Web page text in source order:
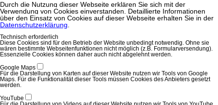
Durch die Nutzung dieser Webseite erklären Sie sich mit der
Verwendung von Cookies einverstanden. Detaillierte Informationen
über den Einsatz von Cookies auf dieser Webseite erhalten Sie in der
Datenschutzerklärung
Technisch erforderlich
Diese Cookies sind für den Betrieb der Website unbedingt notwendig. Ohne sie
wären bestimmte Webseitenfunktionen nicht möglich (z.B. Formularversendung).
Essenzielle Cookies können daher auch nicht abgelehnt werden.
Google Maps
Für die Darstellung von Karten auf dieser Website nutzen wir Tools von Google
Maps. Für die Funktionalität dieser Tools müssen Cookies des Anbieters gesetzt
werden.
YouTube